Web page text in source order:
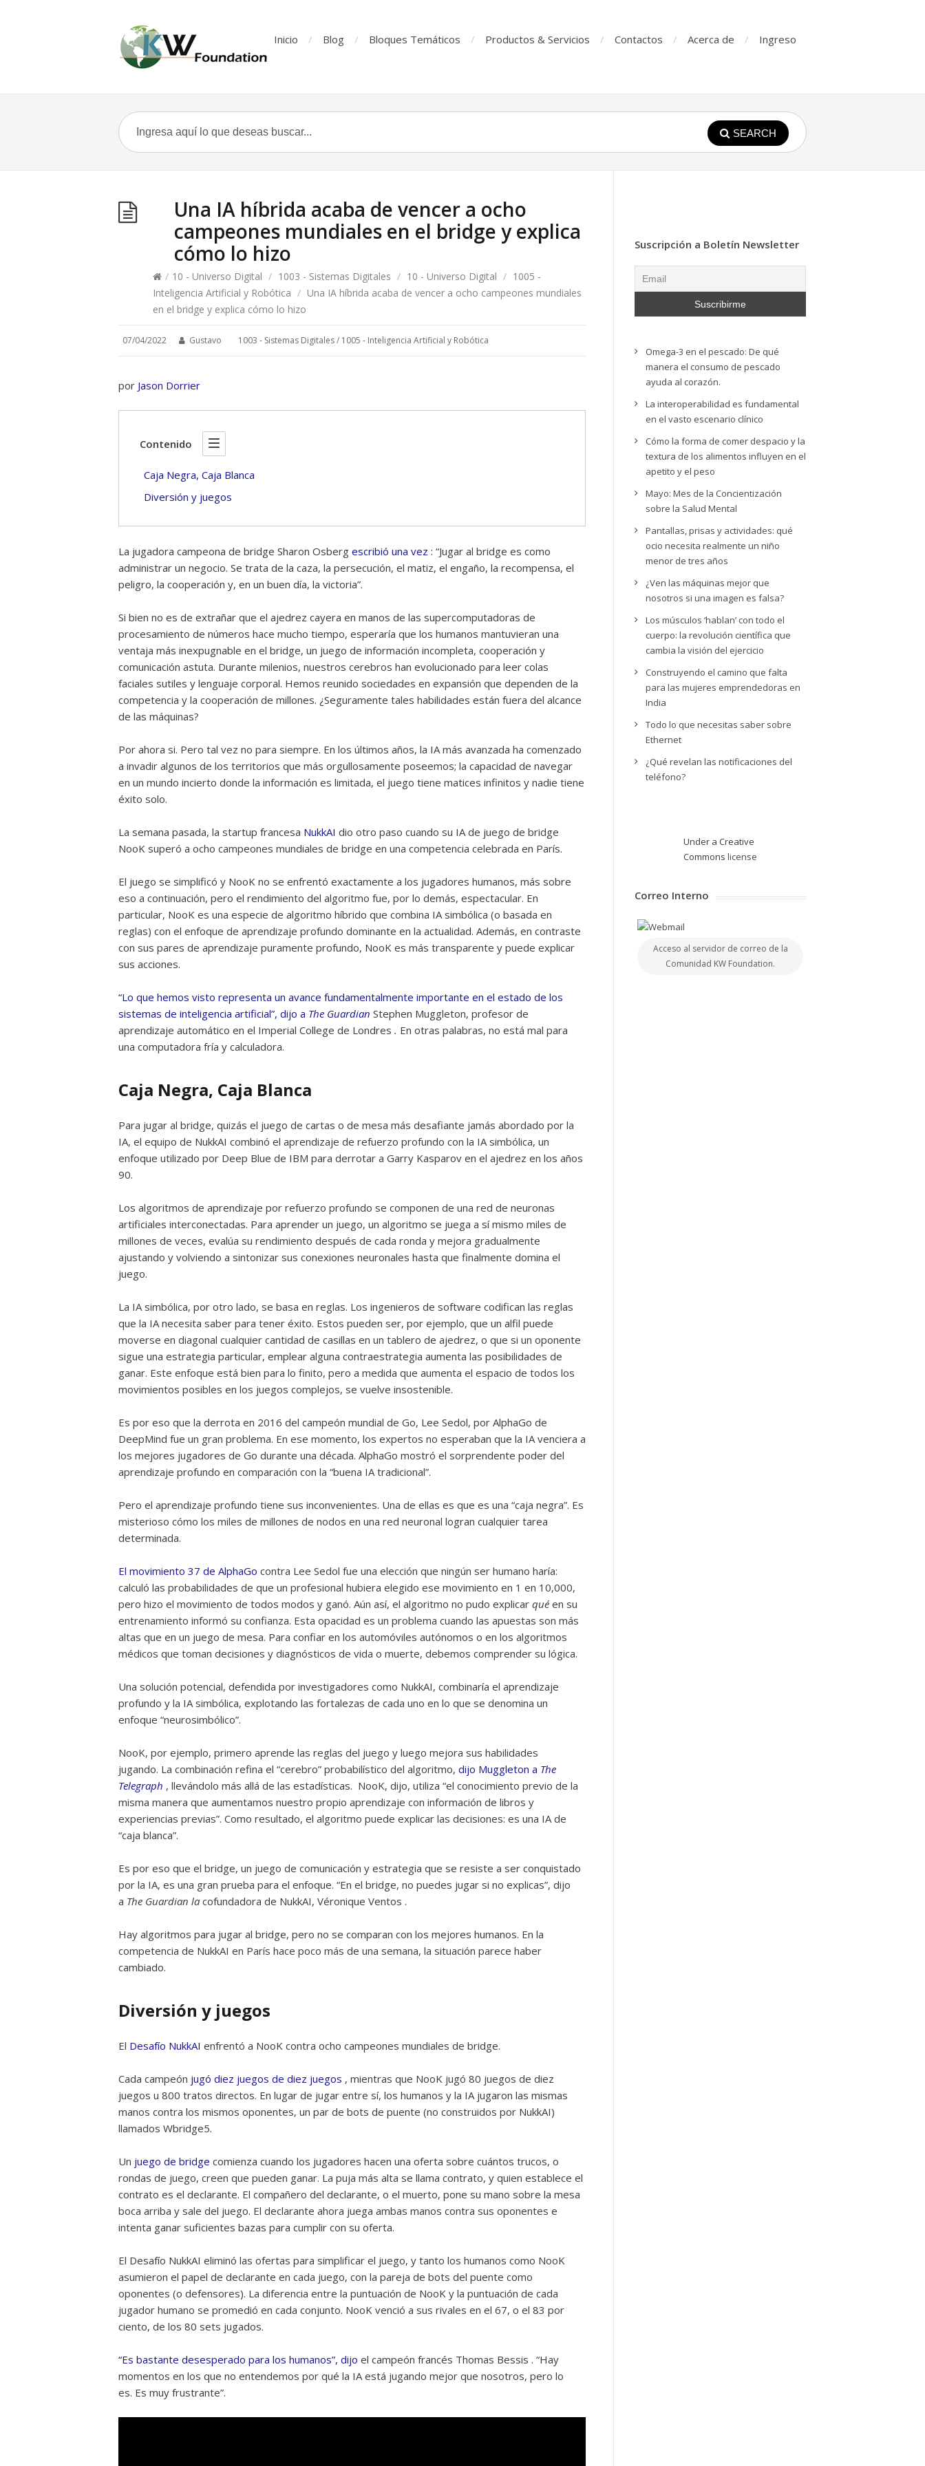
Inicio Blog Bloques Temáticos Productos & Servicios Contactos Acerca de Ingreso
SEARCH
Una IA híbrida acaba de vencer a ocho
campeones mundiales en el bridge y explica
cómo lo hizo
/ 10 - Universo Digital / 1003 - Sistemas Digitales / 10 - Universo Digital / 1005 -
Inteligencia Artificial y Robótica / Una IA híbrida acaba de vencer a ocho campeones mundiales
en el bridge y explica cómo lo hizo
07/04/2022 Gustavo 1003 - Sistemas Digitales/ 1005 - Inteligencia Artificial y Robótica
por Jason Dorrier
Contenido
Caja Negra, Caja Blanca
Diversión y juegos
La jugadora campeona de bridge Sharon Osberg escribió una vez : “Jugar al bridge es como
administrar un negocio. Se trata de la caza, la persecución, el matiz, el engaño, la recompensa, el
peligro, la cooperación y, en un buen día, la victoria”.
Si bien no es de extrañar que el ajedrez cayera en manos de las supercomputadoras de
procesamiento de números hace mucho tiempo, esperaría que los humanos mantuvieran una
ventaja más inexpugnable en el bridge, un juego de información incompleta, cooperación y
comunicación astuta. Durante milenios, nuestros cerebros han evolucionado para leer colas
faciales sutiles y lenguaje corporal. Hemos reunido sociedades en expansión que dependen de la
competencia y la cooperación de millones. ¿Seguramente tales habilidades están fuera del alcance
de las máquinas?
Por ahora si. Pero tal vez no para siempre. En los últimos años, la IA más avanzada ha comenzado
a invadir algunos de los territorios que más orgullosamente poseemos; la capacidad de navegar
en un mundo incierto donde la información es limitada, el juego tiene matices infinitos y nadie tiene
éxito solo.
La semana pasada, la startup francesa NukkAI dio otro paso cuando su IA de juego de bridge
NooK superó a ocho campeones mundiales de bridge en una competencia celebrada en París.
El juego se simplificó y NooK no se enfrentó exactamente a los jugadores humanos, más sobre
eso a continuación, pero el rendimiento del algoritmo fue, por lo demás, espectacular. En
particular, NooK es una especie de algoritmo híbrido que combina IA simbólica (o basada en
reglas) con el enfoque de aprendizaje profundo dominante en la actualidad. Además, en contraste
con sus pares de aprendizaje puramente profundo, NooK es más transparente y puede explicar
sus acciones.
“Lo que hemos visto representa un avance fundamentalmente importante en el estado de los
sistemas de inteligencia artificial”, dijo a The Guardian Stephen Muggleton, profesor de
aprendizaje automático en el Imperial College de Londres . En otras palabras, no está mal para
una computadora fría y calculadora.
Caja Negra, Caja Blanca
Para jugar al bridge, quizás el juego de cartas o de mesa más desafiante jamás abordado por la
IA, el equipo de NukkAI combinó el aprendizaje de refuerzo profundo con la IA simbólica, un
enfoque utilizado por Deep Blue de IBM para derrotar a Garry Kasparov en el ajedrez en los años
90.
Los algoritmos de aprendizaje por refuerzo profundo se componen de una red de neuronas
artificiales interconectadas. Para aprender un juego, un algoritmo se juega a sí mismo miles de
millones de veces, evalúa su rendimiento después de cada ronda y mejora gradualmente
ajustando y volviendo a sintonizar sus conexiones neuronales hasta que finalmente domina el
juego.
La IA simbólica, por otro lado, se basa en reglas. Los ingenieros de software codifican las reglas
que la IA necesita saber para tener éxito. Estos pueden ser, por ejemplo, que un alfil puede
moverse en diagonal cualquier cantidad de casillas en un tablero de ajedrez, o que si un oponente
sigue una estrategia particular, emplear alguna contraestrategia aumenta las posibilidades de
ganar. Este enfoque está bien para lo finito, pero a medida que aumenta el espacio de todos los
movimientos posibles en los juegos complejos, se vuelve insostenible.
Es por eso que la derrota en 2016 del campeón mundial de Go, Lee Sedol, por AlphaGo de
DeepMind fue un gran problema. En ese momento, los expertos no esperaban que la IA venciera a
los mejores jugadores de Go durante una década. AlphaGo mostró el sorprendente poder del
aprendizaje profundo en comparación con la “buena IA tradicional”.
Pero el aprendizaje profundo tiene sus inconvenientes. Una de ellas es que es una “caja negra”. Es
misterioso cómo los miles de millones de nodos en una red neuronal logran cualquier tarea
determinada.
El movimiento 37 de AlphaGo contra Lee Sedol fue una elección que ningún ser humano haría:
calculó las probabilidades de que un profesional hubiera elegido ese movimiento en 1 en 10,000,
pero hizo el movimiento de todos modos y ganó. Aún así, el algoritmo no pudo explicar qué en su
entrenamiento informó su confianza. Esta opacidad es un problema cuando las apuestas son más
altas que en un juego de mesa. Para confiar en los automóviles autónomos o en los algoritmos
médicos que toman decisiones y diagnósticos de vida o muerte, debemos comprender su lógica.
Una solución potencial, defendida por investigadores como NukkAI, combinaría el aprendizaje
profundo y la IA simbólica, explotando las fortalezas de cada uno en lo que se denomina un
enfoque “neurosimbólico”.
NooK, por ejemplo, primero aprende las reglas del juego y luego mejora sus habilidades
jugando. La combinación refina el “cerebro” probabilístico del algoritmo, dijo Muggleton a The
Telegraph , llevándolo más allá de las estadísticas. NooK, dijo, utiliza “el conocimiento previo de la
misma manera que aumentamos nuestro propio aprendizaje con información de libros y
experiencias previas”. Como resultado, el algoritmo puede explicar las decisiones: es una IA de
“caja blanca”.
Es por eso que el bridge, un juego de comunicación y estrategia que se resiste a ser conquistado
por la IA, es una gran prueba para el enfoque. “En el bridge, no puedes jugar si no explicas”, dijo
a The Guardian la cofundadora de NukkAI, Véronique Ventos .
Hay algoritmos para jugar al bridge, pero no se comparan con los mejores humanos. En la
competencia de NukkAI en París hace poco más de una semana, la situación parece haber
cambiado.
Diversión y juegos
El Desafío NukkAI enfrentó a NooK contra ocho campeones mundiales de bridge.
Cada campeón jugó diez juegos de diez juegos , mientras que NooK jugó 80 juegos de diez
juegos u 800 tratos directos. En lugar de jugar entre sí, los humanos y la IA jugaron las mismas
manos contra los mismos oponentes, un par de bots de puente (no construidos por NukkAI)
llamados Wbridge5.
Un juego de bridge comienza cuando los jugadores hacen una oferta sobre cuántos trucos, o
rondas de juego, creen que pueden ganar. La puja más alta se llama contrato, y quien establece el
contrato es el declarante. El compañero del declarante, o el muerto, pone su mano sobre la mesa
boca arriba y sale del juego. El declarante ahora juega ambas manos contra sus oponentes e
intenta ganar suficientes bazas para cumplir con su oferta.
El Desafío NukkAI eliminó las ofertas para simplificar el juego, y tanto los humanos como NooK
asumieron el papel de declarante en cada juego, con la pareja de bots del puente como
oponentes (o defensores). La diferencia entre la puntuación de NooK y la puntuación de cada
jugador humano se promedió en cada conjunto. NooK venció a sus rivales en el 67, o el 83 por
ciento, de los 80 sets jugados.
“Es bastante desesperado para los humanos”, dijo el campeón francés Thomas Bessis . “Hay
momentos en los que no entendemos por qué la IA está jugando mejor que nosotros, pero lo
es. Es muy frustrante”.
Suscripción a Boletín Newsletter
Omega-3 en el pescado: De qué
manera el consumo de pescado
ayuda al corazón.
La interoperabilidad es fundamental
en el vasto escenario clínico
Cómo la forma de comer despacio y la
textura de los alimentos influyen en el
apetito y el peso
Mayo: Mes de la Concientización
sobre la Salud Mental
Pantallas, prisas y actividades: qué
ocio necesita realmente un niño
menor de tres años
¿Ven las máquinas mejor que
nosotros si una imagen es falsa?
Los músculos ‘hablan’ con todo el
cuerpo: la revolución científica que
cambia la visión del ejercicio
Construyendo el camino que falta
para las mujeres emprendedoras en
India
Todo lo que necesitas saber sobre
Ethernet
¿Qué revelan las notificaciones del
teléfono?
Under a Creative
Commons license
Correo Interno
Acceso al servidor de correo de la
Comunidad KW Foundation.